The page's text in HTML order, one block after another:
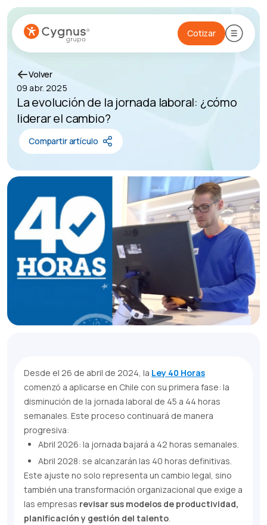
Cotizar
Volver
09 abr. 2025
La evolución de la jornada laboral: ¿cómo
liderar el cambio?
Compartir artículo
Desde el 26 de abril de 2024, la Ley 40 Horas
comenzó a aplicarse en Chile con su primera fase: la
disminución de la jornada laboral de 45 a 44 horas
semanales. Este proceso continuará de manera
progresiva:
Abril 2026: la jornada bajará a 42 horas semanales.
Abril 2028: se alcanzarán las 40 horas definitivas.
Este ajuste no solo representa un cambio legal, sino
también una transformación organizacional que exige a
las empresas revisar sus modelos de productividad,
planificación y gestión del talento.